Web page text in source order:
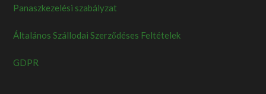
Panaszkezelési szabályzat
Általános Szállodai Szerződéses Feltételek
GDPR